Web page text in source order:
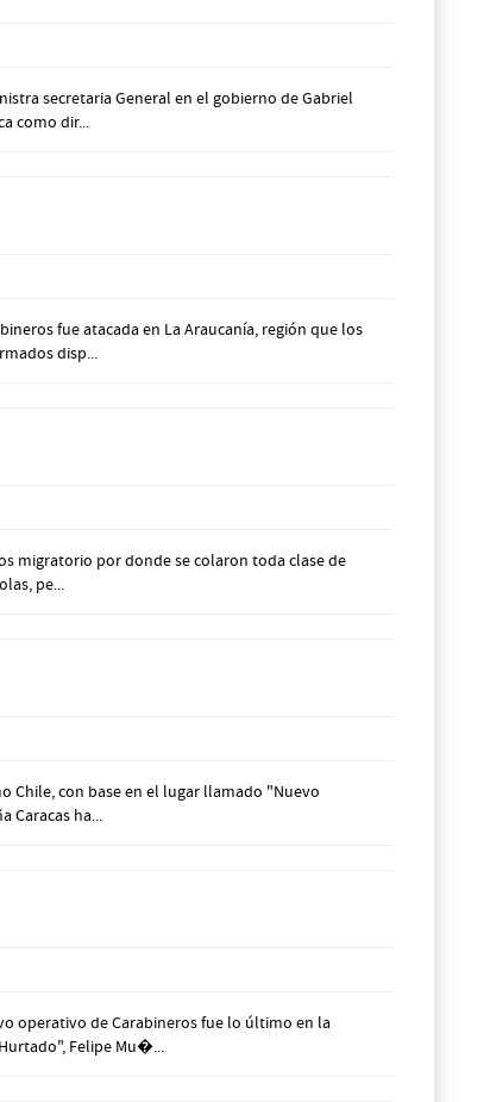
secretaria General en el gobierno de Gabriel
como dir...
fue atacada en La Araucanía, región que los
disp...
migratorio por donde se colaron toda clase de
pe...
Chile, con base en el lugar llamado "Nuevo
Caracas ha...
operativo de Carabineros fue lo último en la
Felipe Mu�...